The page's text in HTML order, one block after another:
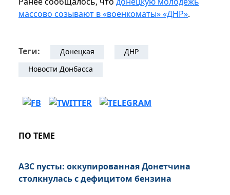
массово созывают в «военкоматы» «ДНР».
Теги: Донецкая
ДНР
Новости Донбасса
ПО ТЕМЕ
АЗС пусты: оккупированная Донетчина
столкнулась с дефицитом бензина